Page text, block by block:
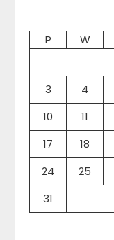
P W
3
4
10
11
17
18
24
25
31